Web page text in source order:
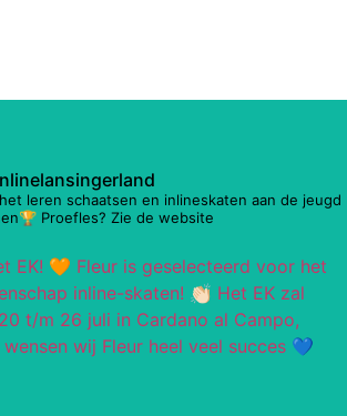
leren schaatsen en inlineskaten aan de jeugd
Proefles? Zie de website